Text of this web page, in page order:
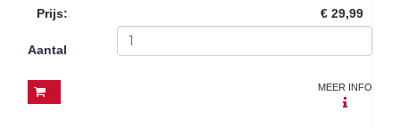
Prijs: € 29,99
Aantal
MEER INFO